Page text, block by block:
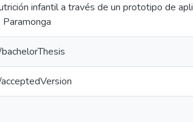
infantil a través de un prototipo de